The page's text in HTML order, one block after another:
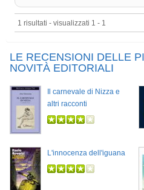
1 risultati - visualizzati 1 - 1
LE RECENSIONI DELLE
NOVITÀ EDITORIALI
Il carnevale di Nizza e
altri racconti
L'innocenza dell'iguana